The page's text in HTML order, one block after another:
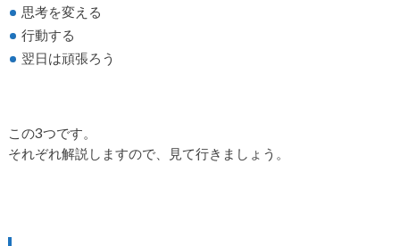
思考を変える
行動する
翌日は頑張ろう
この3つです。
それぞれ解説しますので、見て行きましょう。